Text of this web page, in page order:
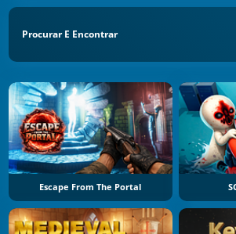
Procurar E Encontrar
Escape From The Portal